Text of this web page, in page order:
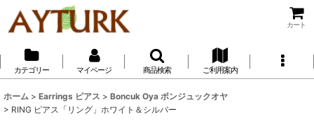
カート
カテゴリー マイページ 商品検索 ご利用案内
ホーム > Earrings ピアス > Boncuk Oya ボンジュックオヤ
> RING ピアス「リング」ホワイト＆シルバー